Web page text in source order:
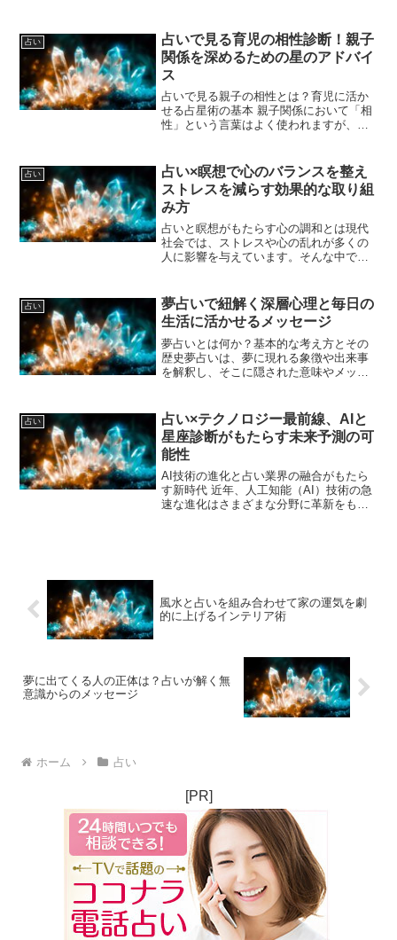
であり、占いは個人の運勢や運命を読み
解くことで、適切な行動...
占い
占いで見る育児の相性診断！親子
関係を深めるための星のアドバイ
ス
占いで見る親子の相性とは？育児に活か
せる占星術の基本 親子関係において「相
性」という言葉はよく使われますが、そ
て、親が子どもの性格や傾向を理解する
ことは非常に重要です。...
占い
占い×瞑想で心のバランスを整え
ストレスを減らす効果的な取り組
み方
占いと瞑想がもたらす心の調和とは現代
社会では、ストレスや心の乱れが多くの
人に影響を与えています。そんな中で注
現在の自分の状態を客観的に知る手段と
して昔から親しまれてきま...
占い
夢占いで紐解く深層心理と毎日の
生活に活かせるメッセージ
夢占いとは何か？基本的な考え方とその
歴史夢占いは、夢に現れる象徴や出来事
を解釈し、そこに隠された意味やメッセ
や心の声を知る手段として夢を重視して
きました。たとえば古代エ...
占い
占い×テクノロジー最前線、AIと
星座診断がもたらす未来予測の可
能性
AI技術の進化と占い業界の融合がもたら
す新時代 近年、人工知能（AI）技術の急
速な進化はさまざまな分野に革新をもた
風水と占いを組み合わせて家の運気を劇
的に上げるインテリア術
夢に出てくる人の正体は？占いが解く無
意識からのメッセージ
ホーム 占い
[PR]